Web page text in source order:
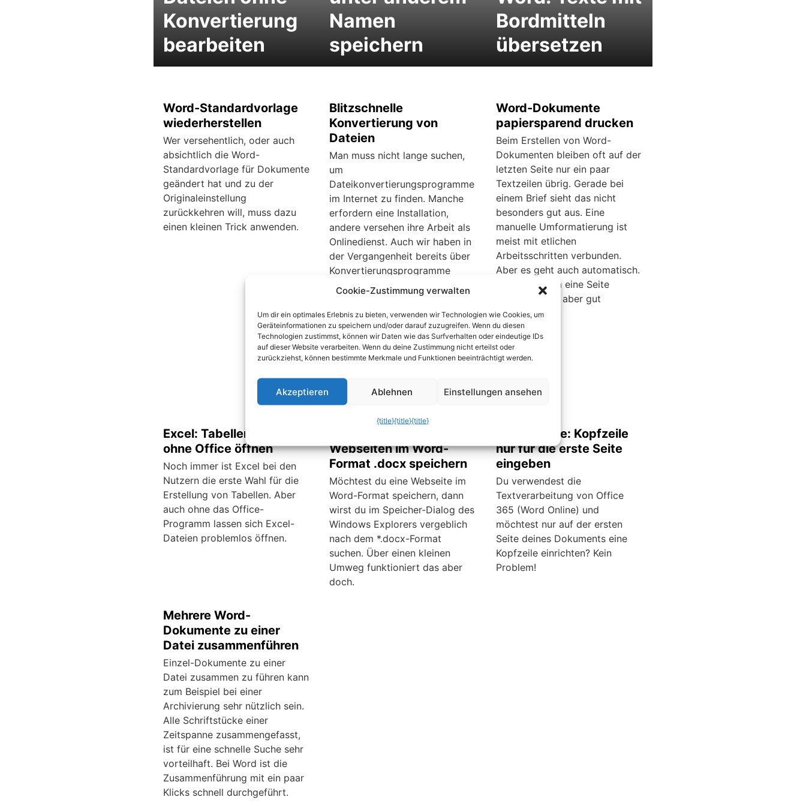
Konvertierung
bearbeiten
Namen
speichern
Bordmitteln
übersetzen
Word-Standardvorlage
wiederherstellen
Wer versehentlich, oder auch
absichtlich die Word-
Standardvorlage für Dokumente
geändert hat und zu der
Originaleinstellung
zurückkehren will, muss dazu
einen kleinen Trick anwenden.
Blitzschnelle
Konvertierung von
Dateien
Man muss nicht lange suchen,
um
Dateikonvertierungsprogramme
im Internet zu finden. Manche
erfordern eine Installation,
andere versehen ihre Arbeit als
Onlinedienst. Auch wir haben in
der Vergangenheit bereits über
Konvertierungsprogramme
berichtet. Aber wie es sich mit
meist kostenlosen Programmen
verhält, sie verschwinden wenn
der Anbieter seine Arbeit oder
den Support einstellt. Trotzdem
finden wir immer wieder gute
Produkte. So wie dieses kleine
Multitalent.
Word-Dokumente
papiersparend drucken
Beim Erstellen von Word-
Dokumenten bleiben oft auf der
letzten Seite nur ein paar
Textzeilen übrig. Gerade bei
einem Brief sieht das nicht
besonders gut aus. Eine
manuelle Umformatierung ist
meist mit etlichen
Arbeitsschritten verbunden.
Aber es geht auch automatisch.
Der Befehl Um eine Seite
verkleinern ist aber gut
versteckt.
Excel: Tabellen auch
ohne Office öffnen
Noch immer ist Excel bei den
Nutzern die erste Wahl für die
Erstellung von Tabellen. Aber
auch ohne das Office-
Programm lassen sich Excel-
Dateien problemlos öffnen.
Webseiten im Word-
Format .docx speichern
Möchtest du eine Webseite im
Word-Format speichern, dann
wirst du im Speicher-Dialog des
Windows Explorers vergeblich
nach dem *.docx-Format
suchen. Über einen kleinen
Umweg funktioniert das aber
doch.
Word Online: Kopfzeile
nur für die erste Seite
eingeben
Du verwendest die
Textverarbeitung von Office
365 (Word Online) und
möchtest nur auf der ersten
Seite deines Dokuments eine
Kopfzeile einrichten? Kein
Problem!
Mehrere Word-
Dokumente zu einer
Datei zusammenführen
Einzel-Dokumente zu einer
Datei zusammen zu führen kann
zum Beispiel bei einer
Archivierung sehr nützlich sein.
Alle Schriftstücke einer
Zeitspanne zusammengefasst,
ist für eine schnelle Suche sehr
vorteilhaft. Bei Word ist die
Zusammenführung mit ein paar
Klicks schnell durchgeführt.
Cookie-Zustimmung verwalten
Um dir ein optimales Erlebnis zu bieten, verwenden wir Technologien wie Cookies, um
Geräteinformationen zu speichern und/oder darauf zuzugreifen. Wenn du diesen
Technologien zustimmst, können wir Daten wie das Surfverhalten oder eindeutige IDs
auf dieser Website verarbeiten. Wenn du deine Zustimmung nicht erteilst oder
zurückziehst, können bestimmte Merkmale und Funktionen beeinträchtigt werden.
Akzeptieren Ablehnen Einstellungen ansehen
{title}{title}{title}